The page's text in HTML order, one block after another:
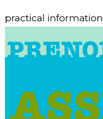
practical information